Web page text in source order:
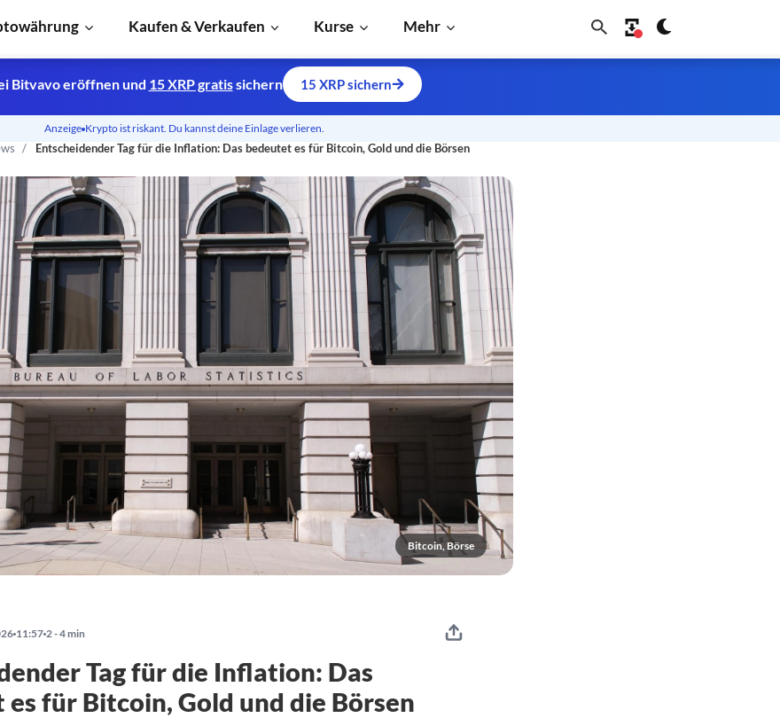
Kaufen & Verkaufen Kurse Mehr
Entscheidender Tag für die Inflation: Das bedeutet es für Bitcoin, Gold und die Börsen
Bitcoin, Börse
Bitvavo eröffnen und 15 XRP gratissichern 15 XRP sichern
Anzeige Krypto ist riskant. Du kannst deine Einlage verlieren.
11:57 2 - 4 min
Tag für die Inflation: Das
für Bitcoin, Gold und die Börsen